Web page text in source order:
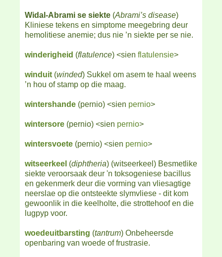
Widal-Abrami se siekte (Abrami’s disease)
Kliniese tekens en simptome meegebring deur
hemolitiese anemie; dus nie ’n siekte per se nie.
winderigheid (flatulence) <sien flatulensie>
winduit (winded) Sukkel om asem te haal weens
’n hou of stamp op die maag.
wintershande (pernio) <sien pernio>
wintersore (pernio) <sien pernio>
wintersvoete (pernio) <sien pernio>
witseerkeel (diphtheria) (witseerkeel) Besmetlike
siekte veroorsaak deur 'n toksogeniese bacillus
en gekenmerk deur die vorming van vliesagtige
neerslae op die ontsteekte slymvliese - dit kom
gewoonlik in die keelholte, die strottehoof en die
lugpyp voor.
woedeuitbarsting (tantrum) Onbeheersde
openbaring van woede of frustrasie.